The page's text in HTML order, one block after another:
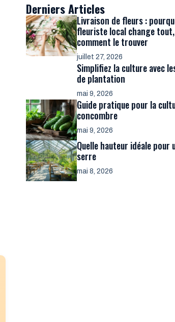
Derniers Articles
Livraison de fleurs :
fleuriste local change
comment le trouver
juillet 27, 2026
Simplifiez la culture avec
de plantation
mai 9, 2026
Guide pratique pour la
concombre
mai 9, 2026
Quelle hauteur idéale pour
serre
mai 8, 2026